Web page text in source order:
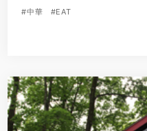
#中華 #EAT